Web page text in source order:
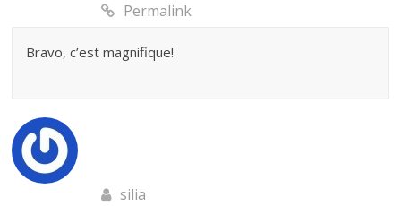
Permalink
Bravo, c’est magnifique!
silia